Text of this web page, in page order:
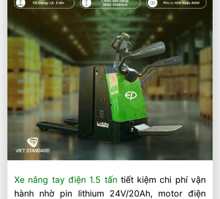
Xe nâng tay điện 1.5 tấn tiết kiệm chi phí vận
hành nhờ pin lithium 24V/20Ah, motor điện